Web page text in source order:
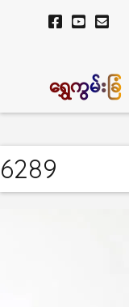
ရွှေကွမ်းခြံ
6289